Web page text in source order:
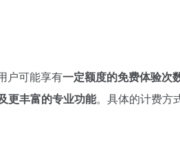
户可能享有一定额度的免费体验次
更丰富的专业功能。具体的计费方